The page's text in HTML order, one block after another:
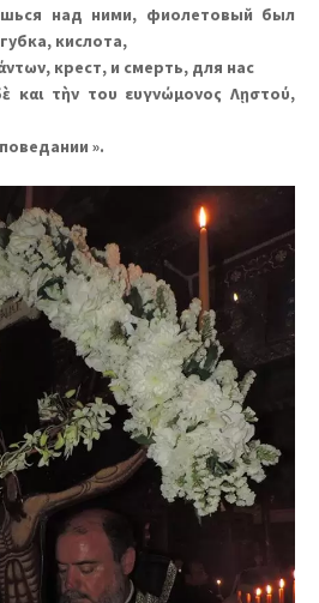
над ними, фиолетовый был
кислота,
крест, и смерть, для нас
και τὴν του ευγνώμονος Λῃστού,
».